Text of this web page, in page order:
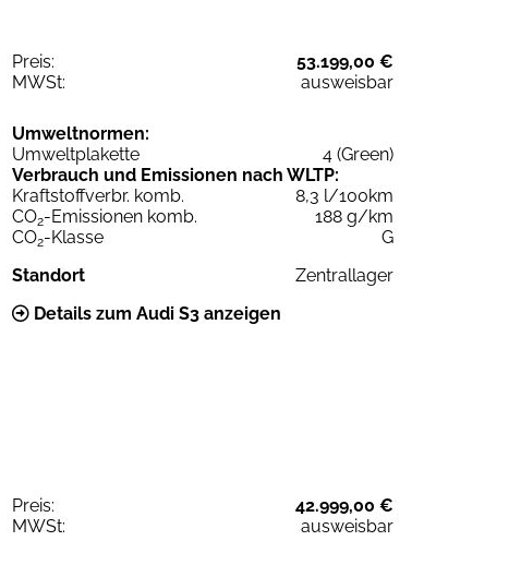
Preis:
53.199,00 €
MWSt:
ausweisbar
Umweltnormen:
Umweltplakette
4 (Green)
Verbrauch und Emissionen nach WLTP:
Kraftstoffverbr. komb.
8,3 l/100km
CO2-Emissionen komb.
188 g/km
CO2-Klasse
G
Standort
Zentrallager
Details zum Audi S3 anzeigen
Preis:
42.999,00 €
MWSt:
ausweisbar